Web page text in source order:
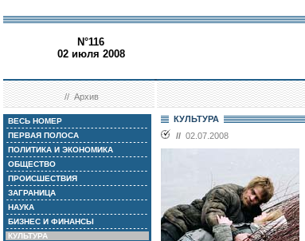
N°116
02 июля 2008
//Архив
ВЕСЬ НОМЕР
ПЕРВАЯ ПОЛОСА
ПОЛИТИКА И ЭКОНОМИКА
ОБЩЕСТВО
ПРОИСШЕСТВИЯ
ЗАГРАНИЦА
НАУКА
БИЗНЕС И ФИНАНСЫ
КУЛЬТУРА
КУЛЬТУРА
// 02.07.2008